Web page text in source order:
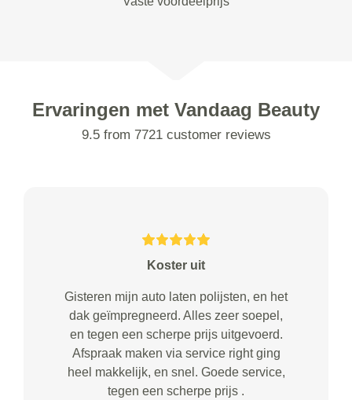
Ervaringen met Vandaag Beauty
9.5 from 7721 customer reviews
Koster uit
Gisteren mijn auto laten polijsten, en het
dak geïmpregneerd. Alles zeer soepel,
en tegen een scherpe prijs uitgevoerd.
Afspraak maken via service right ging
heel makkelijk, en snel. Goede service,
tegen een scherpe prijs .